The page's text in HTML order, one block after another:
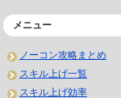
メニュー
ノーコン攻略まとめ
スキル上げ一覧
スキル上げ効率